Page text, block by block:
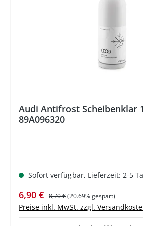
Audi Antifrost Scheibenklar
89A096320
Sofort verfügbar, Lieferzeit: 2-5
Verkaufspreis:
6,90 € Regulärer Preis:
8,70 €(20.69% gespart)
Preise inkl. MwSt. zzgl.